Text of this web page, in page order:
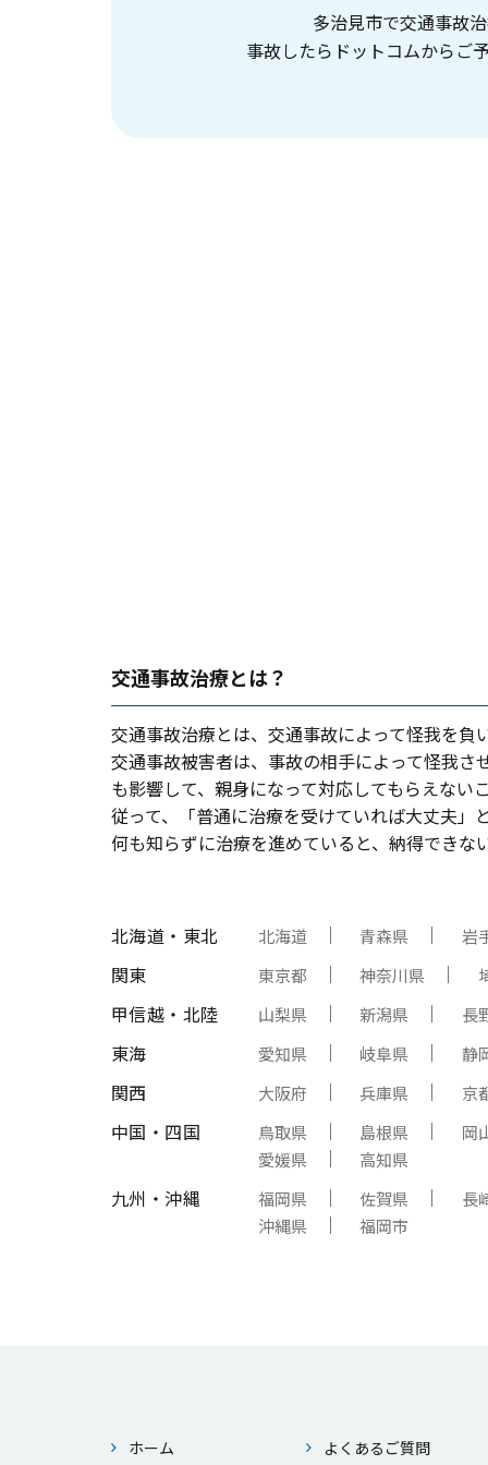
多治見市で交通事故
事故したらドットコムからご
交通事故治療とは？
交通事故治療とは、交通事故によって怪我を
交通事故被害者は、事故の相⼿によって怪我
も影響して、親⾝になって対応してもらえな
従って、「普通に治療を受けていれば⼤丈夫
何も知らずに治療を進めていると、納得でき
北海道・東北 北海道 青森県 岩
関東 東京都 神奈川県
甲信越・北陸 山梨県 新潟県 長
東海 愛知県 岐阜県 静
関西 大阪府 兵庫県 京
中国・四国 鳥取県 島根県
岡
愛媛県
高知県
九州・沖縄 福岡県 佐賀県
長
沖縄県
福岡市
ホーム よくあるご質問